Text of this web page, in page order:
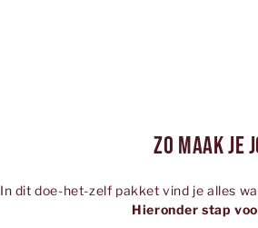
Zo maak je
In dit doe-het-zelf pakket vind je alles
Hieronder stap